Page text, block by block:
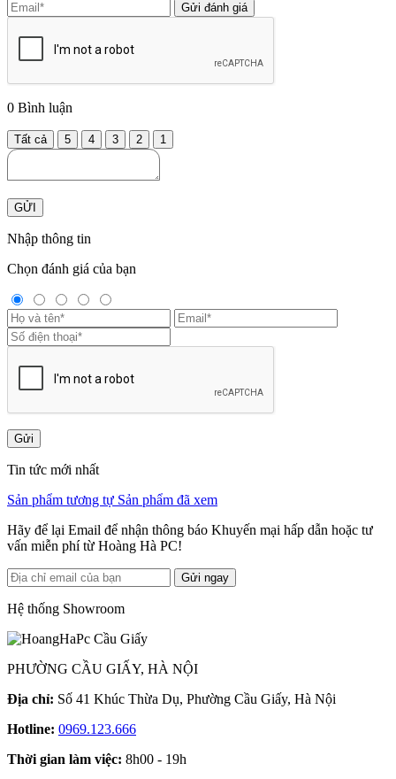
Gửi đánh giá
0 Bình luận
Tất cả 5 4 3 2 1
GỬI
Nhập thông tin
Chọn đánh giá của bạn
Gửi
Tin tức mới nhất
Sản phẩm tương tự Sản phẩm đã xem
Hãy để lại Email để nhận thông báo Khuyến mại hấp dẫn hoặc tư
vấn miễn phí từ Hoàng Hà PC!
Gửi ngay
Hệ thống Showroom
PHƯỜNG CẦU GIẤY, HÀ NỘI
Địa chỉ: Số 41 Khúc Thừa Dụ, Phường Cầu Giấy, Hà Nội
Hotline: 0969.123.666
Thời gian làm việc: 8h00 - 19h